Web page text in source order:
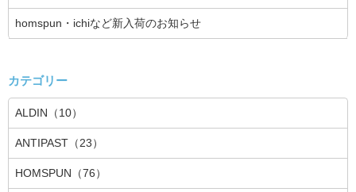
homspun・ichiなど新入荷のお知らせ
カテゴリー
ALDIN（10）
ANTIPAST（23）
HOMSPUN（76）